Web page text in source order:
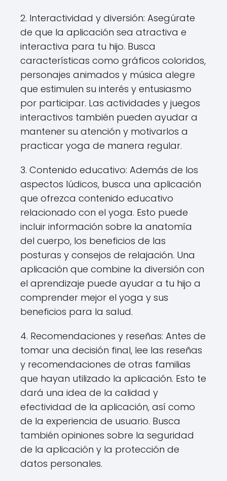
2. Interactividad y diversión: Asegúrate
de que la aplicación sea atractiva e
interactiva para tu hijo. Busca
características como gráficos coloridos,
personajes animados y música alegre
que estimulen su interés y entusiasmo
por participar. Las actividades y juegos
interactivos también pueden ayudar a
mantener su atención y motivarlos a
practicar yoga de manera regular.
3. Contenido educativo: Además de los
aspectos lúdicos, busca una aplicación
que ofrezca contenido educativo
relacionado con el yoga. Esto puede
incluir información sobre la anatomía
del cuerpo, los beneficios de las
posturas y consejos de relajación. Una
aplicación que combine la diversión con
el aprendizaje puede ayudar a tu hijo a
comprender mejor el yoga y sus
beneficios para la salud.
4. Recomendaciones y reseñas: Antes de
tomar una decisión final, lee las reseñas
y recomendaciones de otras familias
que hayan utilizado la aplicación. Esto te
dará una idea de la calidad y
efectividad de la aplicación, así como
de la experiencia de usuario. Busca
también opiniones sobre la seguridad
de la aplicación y la protección de
datos personales.